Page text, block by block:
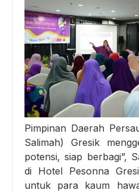
Pimpinan Daerah
Salimah) Gresik
potensi, siap berbagi”,
di Hotel Pesonna
untuk para kaum